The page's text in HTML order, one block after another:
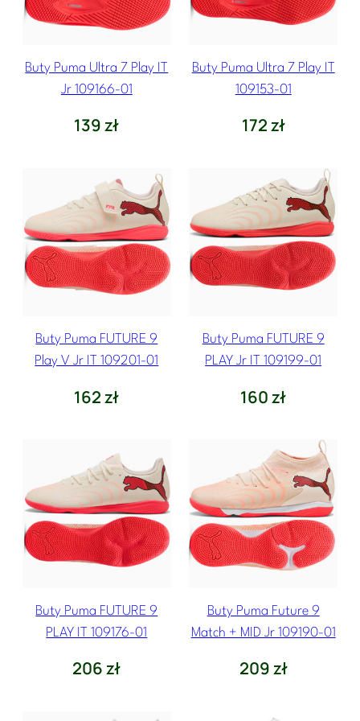
a
Buty Puma Ultra 7 Play IT
Jr 109166-01
139zł
Buty Puma Ultra 7 Play IT
109153-01
172zł
Buty Puma FUTURE 9
Play V Jr IT 109201-01
162 zł
Buty Puma FUTURE 9
PLAY Jr IT 109199-01
160 zł
Buty Puma FUTURE 9
PLAY IT 109176-01
206zł
Buty Puma Future 9
Match + MID Jr 109190-01
209zł